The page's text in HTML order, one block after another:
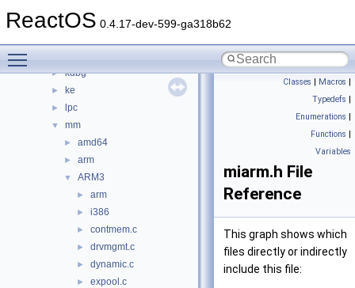
ReactOS 0.4.17-dev-599-ga318b62
► io
► kdbg
► ke
► lpc
▼ mm
► amd64
► arm
▼ ARM3
► arm
► i386
► contmem.c
► drvmgmt.c
► dynamic.c
► expool.c
Classes | Macros |
Typedefs |
Enumerations |
Functions |
Variables
miarm.h File
Reference
This graph shows which
files directly or indirectly
include this file: